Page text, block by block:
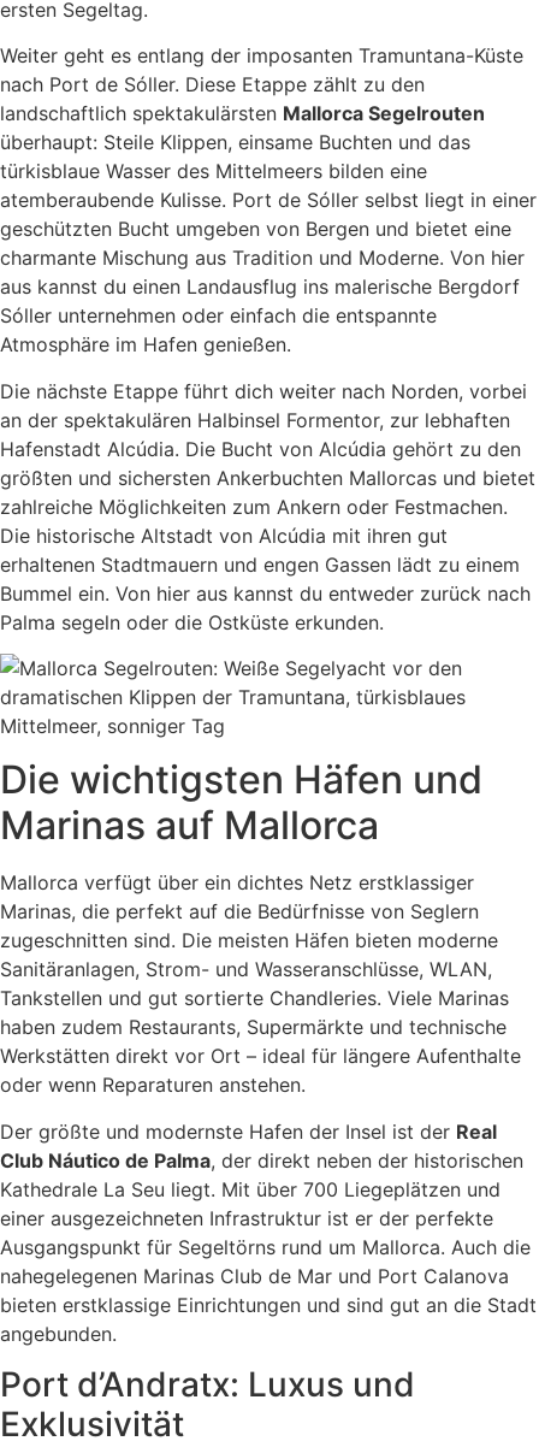
ersten Segeltag.
Weiter geht es entlang der imposanten Tramuntana-Küste
nach Port de Sóller. Diese Etappe zählt zu den
landschaftlich spektakulärsten Mallorca Segelrouten
überhaupt: Steile Klippen, einsame Buchten und das
türkisblaue Wasser des Mittelmeers bilden eine
atemberaubende Kulisse. Port de Sóller selbst liegt in einer
geschützten Bucht umgeben von Bergen und bietet eine
charmante Mischung aus Tradition und Moderne. Von hier
aus kannst du einen Landausflug ins malerische Bergdorf
Sóller unternehmen oder einfach die entspannte
Atmosphäre im Hafen genießen.
Die nächste Etappe führt dich weiter nach Norden, vorbei
an der spektakulären Halbinsel Formentor, zur lebhaften
Hafenstadt Alcúdia. Die Bucht von Alcúdia gehört zu den
größten und sichersten Ankerbuchten Mallorcas und bietet
zahlreiche Möglichkeiten zum Ankern oder Festmachen.
Die historische Altstadt von Alcúdia mit ihren gut
erhaltenen Stadtmauern und engen Gassen lädt zu einem
Bummel ein. Von hier aus kannst du entweder zurück nach
Palma segeln oder die Ostküste erkunden.
Die wichtigsten Häfen und
Marinas auf Mallorca
Mallorca verfügt über ein dichtes Netz erstklassiger
Marinas, die perfekt auf die Bedürfnisse von Seglern
zugeschnitten sind. Die meisten Häfen bieten moderne
Sanitäranlagen, Strom- und Wasseranschlüsse, WLAN,
Tankstellen und gut sortierte Chandleries. Viele Marinas
haben zudem Restaurants, Supermärkte und technische
Werkstätten direkt vor Ort – ideal für längere Aufenthalte
oder wenn Reparaturen anstehen.
Der größte und modernste Hafen der Insel ist der Real
Club Náutico de Palma, der direkt neben der historischen
Kathedrale La Seu liegt. Mit über 700 Liegeplätzen und
einer ausgezeichneten Infrastruktur ist er der perfekte
Ausgangspunkt für Segeltörns rund um Mallorca. Auch die
nahegelegenen Marinas Club de Mar und Port Calanova
bieten erstklassige Einrichtungen und sind gut an die Stadt
angebunden.
Port d’Andratx: Luxus und
Exklusivität